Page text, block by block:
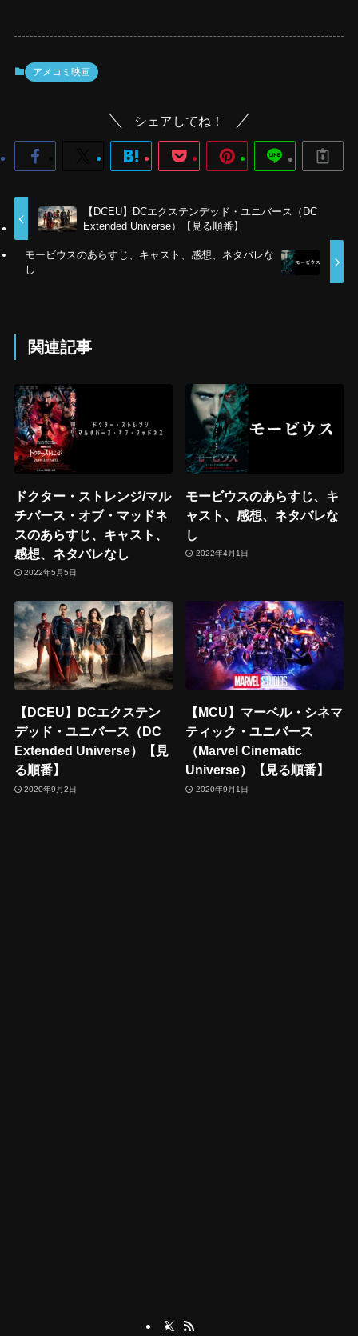
アメコミ映画
シェアしてね！
【DCEU】DCエクステンデッド・ユニバース（DC
Extended Universe）【見る順番】
モービウスのあらすじ、キャスト、感想、ネタバレな
し
関連記事
ドクター・ストレンジ/マル
チバース・オブ・マッドネ
スのあらすじ、キャスト、
感想、ネタバレなし
2022年5月5日
モービウスのあらすじ、キ
ャスト、感想、ネタバレな
し
2022年4月1日
【DCEU】DCエクステン
デッド・ユニバース（DC
Extended Universe）【見
る順番】
2020年9月2日
【MCU】マーベル・シネマ
ティック・ユニバース
（Marvel Cinematic
Universe）【見る順番】
2020年9月1日